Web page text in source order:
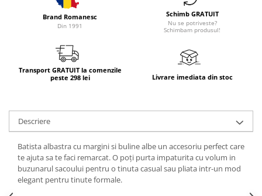
Brand Romanesc
Din 1991
Schimb GRATUIT
Nu se potriveste?
Schimbam produsul!
Transport GRATUIT la comenzile
peste 298 lei
Livrare imediata din stoc
Descriere
Batista albastra cu margini si buline albe un accesoriu perfect care
te ajuta sa te faci remarcat. O poți purta impaturita cu volum in
buzunarul sacoului pentru o tinuta casual sau pliata intr-un mod
elegant pentru tinute formale.